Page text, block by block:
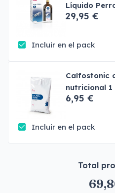
Líquido
29,95 €
Incluir en el pack
Calfostonic
nutricional 1
6,95 €
Incluir en el pack
Total